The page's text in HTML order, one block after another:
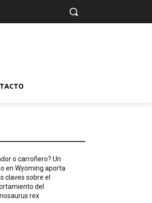
o carroñero? Un
en Wyoming aporta
claves sobre el
del
rex